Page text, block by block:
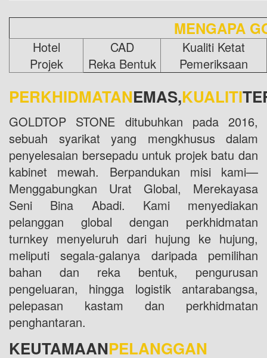
MENGAPA
Hotel
Projek
CAD
Reka Bentuk
Kualiti Ketat
Pemeriksaan
PERKHIDMATANEMAS,KUALITI
GOLDTOP STONE ditubuhkan pada 2016,
sebuah syarikat yang mengkhusus dalam
penyelesaian bersepadu untuk projek batu dan
kabinet mewah. Berpandukan misi kami—
Menggabungkan Urat Global, Merekayasa
Seni Bina Abadi. Kami menyediakan
pelanggan global dengan perkhidmatan
turnkey menyeluruh dari hujung ke hujung,
meliputi segala-galanya daripada pemilihan
bahan dan reka bentuk, pengurusan
pengeluaran, hingga logistik antarabangsa,
pelepasan kastam dan perkhidmatan
penghantaran.
KEUTAMAANPELANGGAN